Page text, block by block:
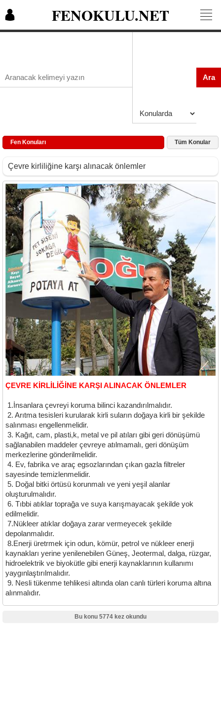
FENOKULU.NET
Ara
Fen Konuları Tüm Konular
Çevre kirliliğine karşı alınacak önlemler
ÇEVRE KİRLİLİĞİNE KARŞI ALINACAK ÖNLEMLER
1.İnsanlara çevreyi koruma bilinci kazandırılmalıdır.
2. Arıtma tesisleri kurularak kirli suların doğaya kirli bir şekilde
salınması engellenmelidir.
3. Kağıt, cam, plasti,k, metal ve pil atıları gibi geri dönüşümü
sağlanabilen maddeler çevreye atılmamalı, geri dönüşüm
merkezlerine gönderilmelidir.
4. Ev, fabrika ve araç egsozlarından çıkan gazla filtreler
sayesinde temizlenmelidir.
5. Doğal bitki örtüsü korunmalı ve yeni yeşil alanlar
oluşturulmalıdır.
6. Tıbbi atıklar toprağa ve suya karışmayacak şekilde yok
edilmelidir.
7.Nükleer atıklar doğaya zarar vermeyecek şekilde
depolanmalıdır.
8.Enerji üretrmek için odun, kömür, petrol ve nükleer enerji
kaynakları yerine yenilenebilen Güneş, Jeotermal, dalga, rüzgar,
hidroelektrik ve biyokütle gibi enerji kaynaklarının kullanımı
yaygınlaştırılmalıdır.
9. Nesli tükenme tehlikesi altında olan canlı türleri koruma altına
alınmalıdır.
Bu konu 5774 kez okundu